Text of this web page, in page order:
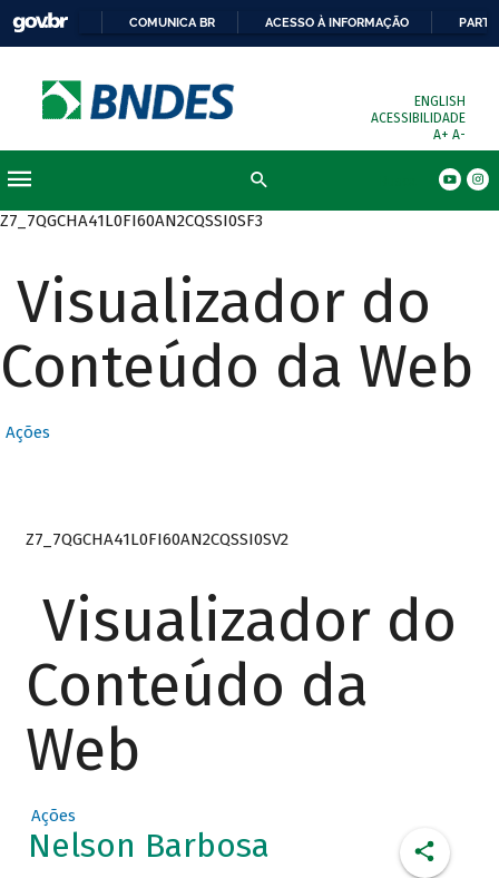
COMUNICA BR ACESSO À INFORMAÇÃO
ENGLISH
ACESSIBILIDADE
A+ A-
Z7_7QGCHA41L0FI60AN2CQSSI0SF3
Visualizador do
Conteúdo da Web
Ações
Z7_7QGCHA41L0FI60AN2CQSSI0SV2
Visualizador do
Conteúdo da
Web
Ações
Nelson Barbosa